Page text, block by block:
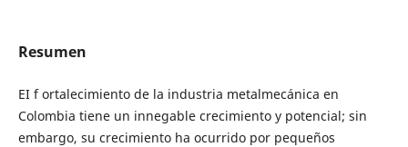
Resumen
EI f ortalecimiento de la industria metalmecánica en
Colombia tiene un innegable crecimiento y potencial; sin
embargo, su crecimiento ha ocurrido por pequeños